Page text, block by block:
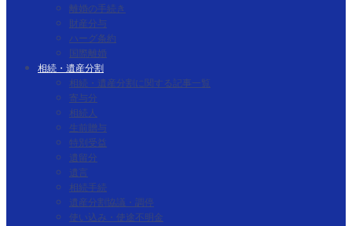
離婚の手続き
財産分与
ハーグ条約
国際離婚
相続・遺産分割
相続・遺産分割に関する記事一覧
寄与分
相続人
生前贈与
特別受益
遺留分
遺言
相続手続
遺産分割協議・調停
使い込み・使途不明金